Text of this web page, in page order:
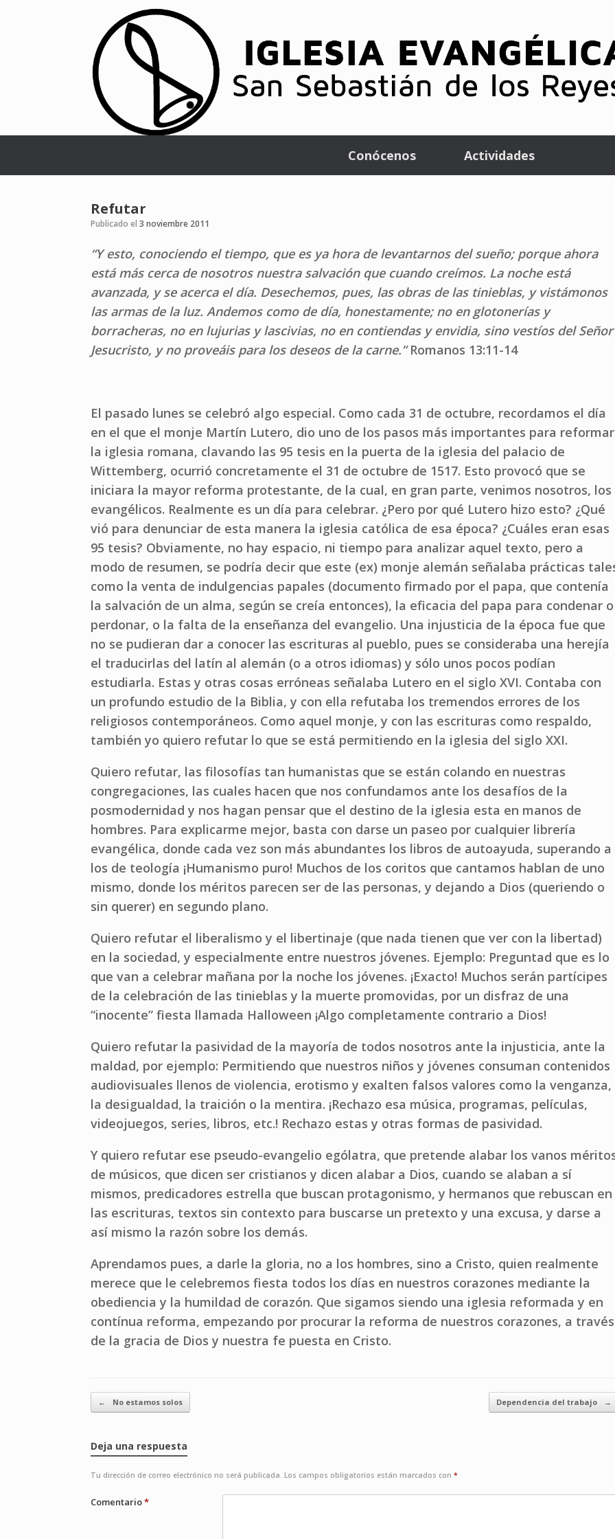
Conócenos Actividades
Refutar
Publicado el 3 noviembre 2011
“Y esto, conociendo el tiempo, que es ya hora de levantarnos del sueño; porque ahora
está más cerca de nosotros nuestra salvación que cuando creímos. La noche está
avanzada, y se acerca el día. Desechemos, pues, las obras de las tinieblas, y vistámonos
las armas de la luz. Andemos como de día, honestamente; no en glotonerías y
borracheras, no en lujurias y lascivias, no en contiendas y envidia, sino vestíos del Señor
Jesucristo, y no proveáis para los deseos de la carne.”Romanos 13:11-14
El pasado lunes se celebró algo especial. Como cada 31 de octubre, recordamos el día
en el que el monje Martín Lutero, dio uno de los pasos más importantes para reformar
la iglesia romana, clavando las 95 tesis en la puerta de la iglesia del palacio de
Wittemberg, ocurrió concretamente el 31 de octubre de 1517. Esto provocó que se
iniciara la mayor reforma protestante, de la cual, en gran parte, venimos nosotros, los
evangélicos. Realmente es un día para celebrar. ¿Pero por qué Lutero hizo esto? ¿Qué
vió para denunciar de esta manera la iglesia católica de esa época? ¿Cuáles eran esas
95 tesis? Obviamente, no hay espacio, ni tiempo para analizar aquel texto, pero a
modo de resumen, se podría decir que este (ex) monje alemán señalaba prácticas
como la venta de indulgencias papales (documento firmado por el papa, que contenía
la salvación de un alma, según se creía entonces), la eficacia del papa para condenar o
perdonar, o la falta de la enseñanza del evangelio. Una injusticia de la época fue que
no se pudieran dar a conocer las escrituras al pueblo, pues se consideraba una herejía
el traducirlas del latín al alemán (o a otros idiomas) y sólo unos pocos podían
estudiarla. Estas y otras cosas erróneas señalaba Lutero en el siglo XVI. Contaba con
un profundo estudio de la Biblia, y con ella refutaba los tremendos errores de los
religiosos contemporáneos. Como aquel monje, y con las escrituras como respaldo,
también yo quiero refutar lo que se está permitiendo en la iglesia del siglo XXI.
Quiero refutar, las filosofías tan humanistas que se están colando en nuestras
congregaciones, las cuales hacen que nos confundamos ante los desafíos de la
posmodernidad y nos hagan pensar que el destino de la iglesia esta en manos de
hombres. Para explicarme mejor, basta con darse un paseo por cualquier librería
evangélica, donde cada vez son más abundantes los libros de autoayuda, superando a
los de teología ¡Humanismo puro! Muchos de los coritos que cantamos hablan de uno
mismo, donde los méritos parecen ser de las personas, y dejando a Dios (queriendo o
sin querer) en segundo plano.
Quiero refutar el liberalismo y el libertinaje (que nada tienen que ver con la libertad)
en la sociedad, y especialmente entre nuestros jóvenes. Ejemplo: Preguntad que es lo
que van a celebrar mañana por la noche los jóvenes. ¡Exacto! Muchos serán partícipes
de la celebración de las tinieblas y la muerte promovidas, por un disfraz de una
“inocente” fiesta llamada Halloween ¡Algo completamente contrario a Dios!
Quiero refutar la pasividad de la mayoría de todos nosotros ante la injusticia, ante la
maldad, por ejemplo: Permitiendo que nuestros niños y jóvenes consuman contenidos
audiovisuales llenos de violencia, erotismo y exalten falsos valores como la venganza,
la desigualdad, la traición o la mentira. ¡Rechazo esa música, programas, películas,
videojuegos, series, libros, etc.! Rechazo estas y otras formas de pasividad.
Y quiero refutar ese pseudo-evangelio ególatra, que pretende alabar los vanos
de músicos, que dicen ser cristianos y dicen alabar a Dios, cuando se alaban a sí
mismos, predicadores estrella que buscan protagonismo, y hermanos que rebuscan en
las escrituras, textos sin contexto para buscarse un pretexto y una excusa, y darse a
así mismo la razón sobre los demás.
Aprendamos pues, a darle la gloria, no a los hombres, sino a Cristo, quien realmente
merece que le celebremos fiesta todos los días en nuestros corazones mediante la
obediencia y la humildad de corazón. Que sigamos siendo una iglesia reformada y en
contínua reforma, empezando por procurar la reforma de nuestros corazones, a través
de la gracia de Dios y nuestra fe puesta en Cristo.
Navegador de artículos
← No estamos solos Dependencia del trabajo →
Deja una respuesta
Tu dirección de correo electrónico no será publicada. Los campos obligatorios están marcados con *
Comentario*